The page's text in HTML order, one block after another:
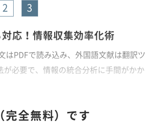
2
3
応！情報収集効率化術
PDFで読み込み、外国語文献は翻訳ツ
必要で、情報の統合分析に手間がかか
完全無料）です